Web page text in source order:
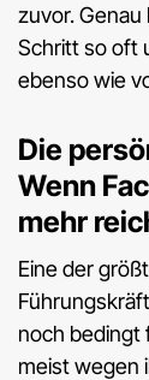
zuvor.
Schritt so oft
ebenso wie
Die
Wenn
mehr
Eine der
noch bedingt
meist wegen